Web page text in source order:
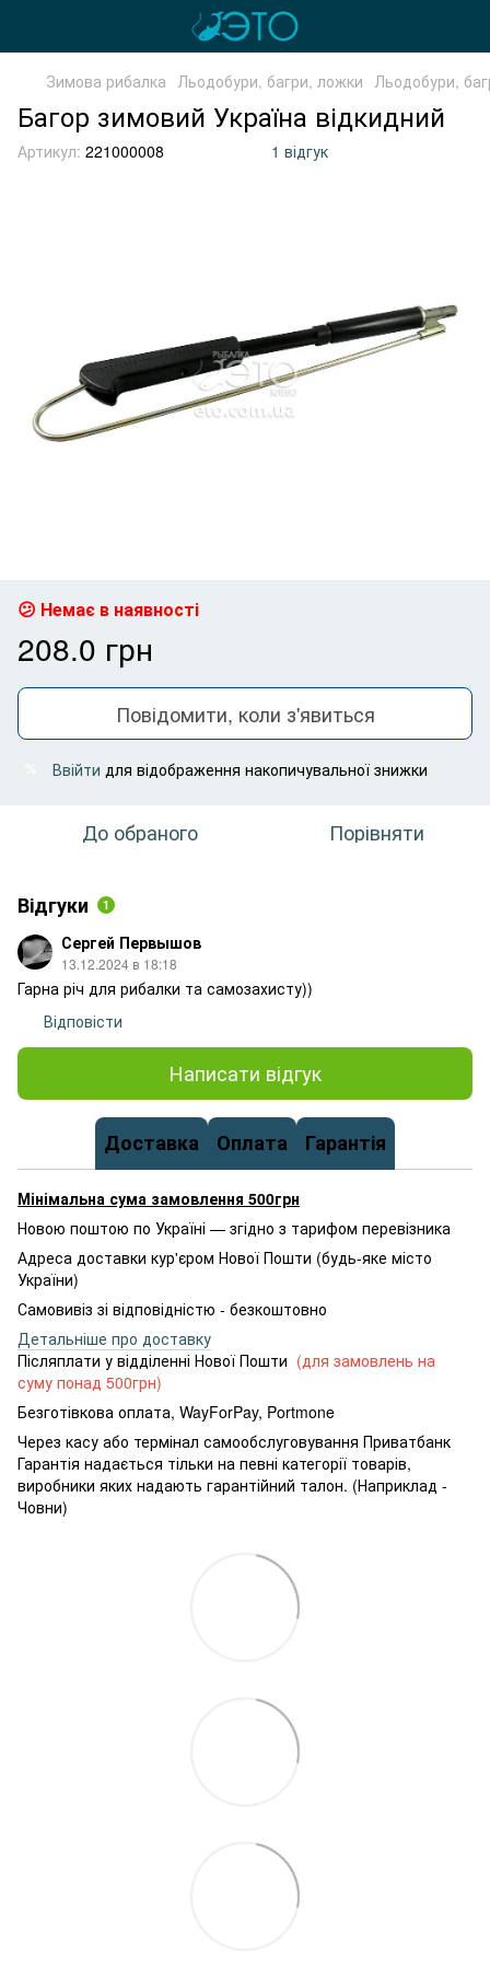
Зимова рибалка Льодобури, багри, ложки Льодобури,
Багор зимовий Україна відкидний
Артикул: 221000008 1 відгук
Немає в наявності
208.0 грн
Повідомити, коли з'явиться
Ввійти для відображення накопичувальної знижки
До обраного Порівняти
Відгуки 1
Сергей Первышов
13.12.2024 в 18:18
Гарна річ для рибалки та самозахисту))
Відповісти
Написати відгук
Доставка Оплата Гарантія
Мінімальна сума замовлення 500грн
Новою поштою по Україні — згідно з тарифом перевізника
Адреса доставки кур'єром Нової Пошти (будь-яке місто
України)
Самовивіз зі відповідністю - безкоштовно
Детальніше про доставку
Післяплати у відділенні Нової Пошти (для замовлень на
суму понад 500грн)
Безготівкова оплата, WayForPay, Portmone
Через касу або термінал самообслуговування Приватбанк
Гарантія надається тільки на певні категорії товарів,
виробники яких надають гарантійний талон. (Наприклад -
Човни)